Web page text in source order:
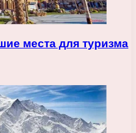
места для туризма